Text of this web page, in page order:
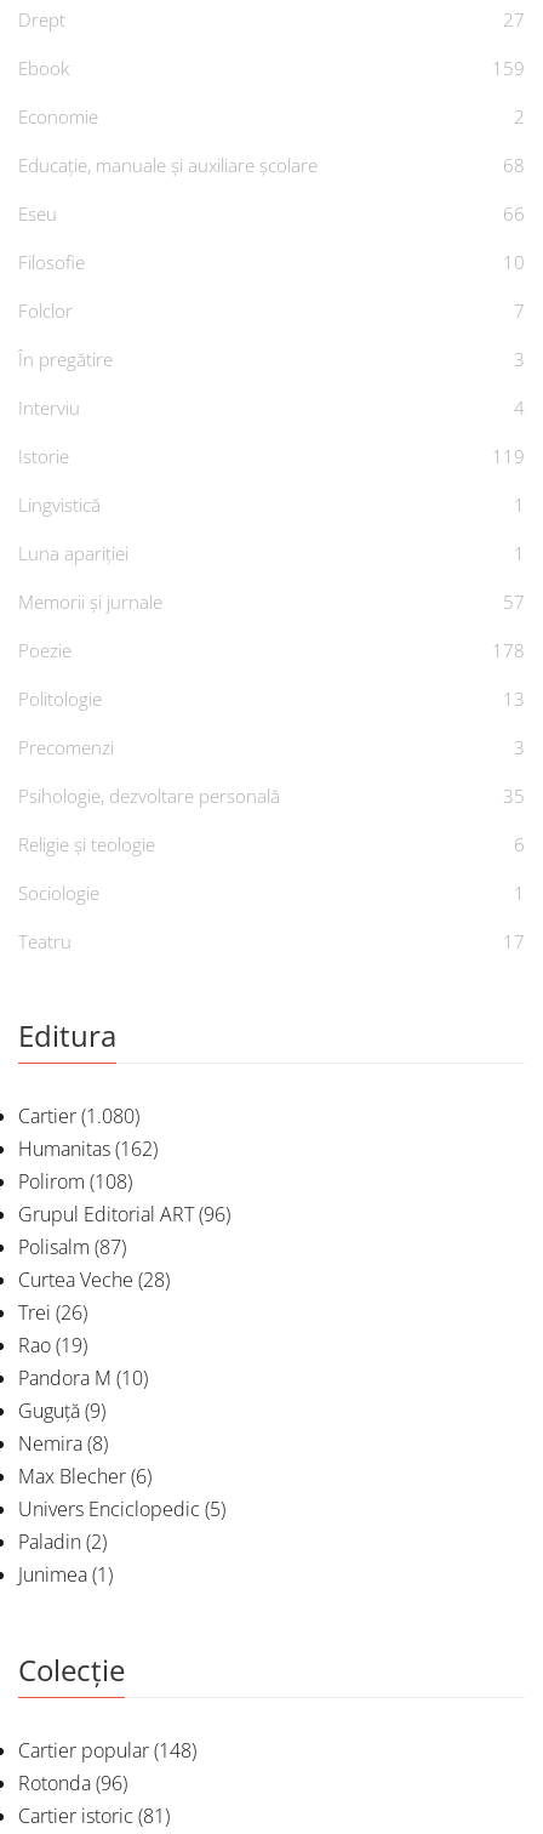
Drept
27
Ebook
159
Economie
2
Educație, manuale și auxiliare școlare
68
Eseu
66
Filosofie
10
Folclor
7
În pregătire
3
Interviu
4
Istorie
119
Lingvistică
1
Luna apariției
1
Memorii și jurnale
57
Poezie
178
Politologie
13
Precomenzi
3
Psihologie, dezvoltare personală
35
Religie și teologie
6
Sociologie
1
Teatru
17
Editura
Cartier(1.080)
Humanitas(162)
Polirom (108)
Grupul Editorial ART(96)
Polisalm (87)
Curtea Veche (28)
Trei (26)
Rao(19)
Pandora M (10)
Guguță(9)
Nemira(8)
Max Blecher(6)
Univers Enciclopedic (5)
Paladin(2)
Junimea(1)
Colecție
Cartier popular(148)
Rotonda(96)
Cartier istoric (81)